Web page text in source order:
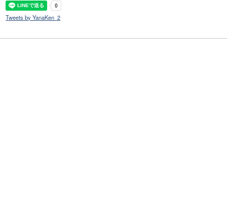
Tweets by YanaKen_2